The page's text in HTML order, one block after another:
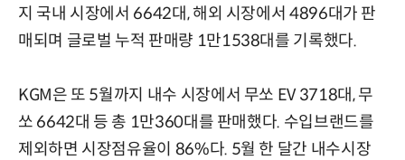
지 국내 시장에서 6642대, 해외 시장에서 4896대가 판
매되며 글로벌 누적 판매량 1만1538대를 기록했다.
KGM은 또 5월까지 내수 시장에서 무쏘 EV 3718대, 무
쏘 6642대 등 총 1만360대를 판매했다. 수입브랜드를
제외하면 시장점유율이 86%다. 5월 한 달간 내수시장